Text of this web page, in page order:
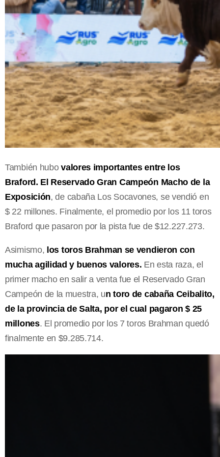
También hubovalores importantes entre los
Braford. El Reservado Gran Campeón Macho de la
Exposición, de cabaña Los Socavones, se vendió en
$ 22 millones. Finalmente, el promedio por los 11 toros
Braford que pasaron por la pista fue de $12.227.273.
Asimismo, los toros Brahman se vendieron con
mucha agilidad y buenos valores. En esta raza, el
primer macho en salir a venta fue el Reservado Gran
Campeón de la muestra, un toro de cabaña Ceibalito,
de la provincia de Salta, por el cual pagaron $ 25
millones. El promedio por los 7 toros Brahman quedó
finalmente en $9.285.714.